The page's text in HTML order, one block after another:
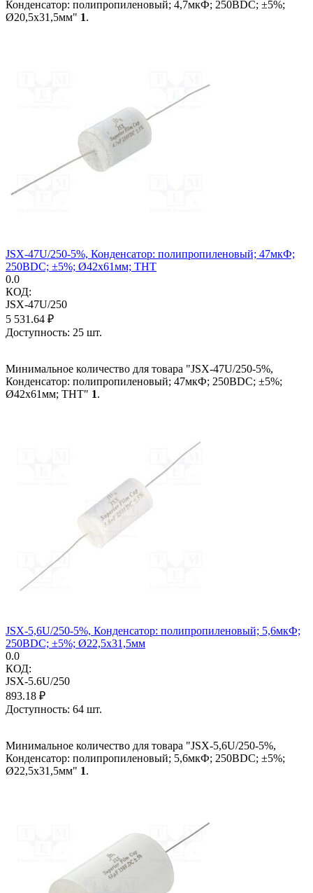
Конденсатор: полипропиленовый; 4,7мкФ; 250ВDC; ±5%;
Ø20,5x31,5мм" 1.
JSX-47U/250-5%, Конденсатор: полипропиленовый; 47мкФ;
250ВDC; ±5%; Ø42x61мм; THT
0.0
КОД:
JSX-47U/250
5 531.64 ₽
Доступность: 25 шт.
Минимальное количество для товара "JSX-47U/250-5%,
Конденсатор: полипропиленовый; 47мкФ; 250ВDC; ±5%;
Ø42x61мм; THT" 1.
JSX-5,6U/250-5%, Конденсатор: полипропиленовый; 5,6мкФ;
250ВDC; ±5%; Ø22,5x31,5мм
0.0
КОД:
JSX-5.6U/250
893.18 ₽
Доступность: 64 шт.
Минимальное количество для товара "JSX-5,6U/250-5%,
Конденсатор: полипропиленовый; 5,6мкФ; 250ВDC; ±5%;
Ø22,5x31,5мм" 1.